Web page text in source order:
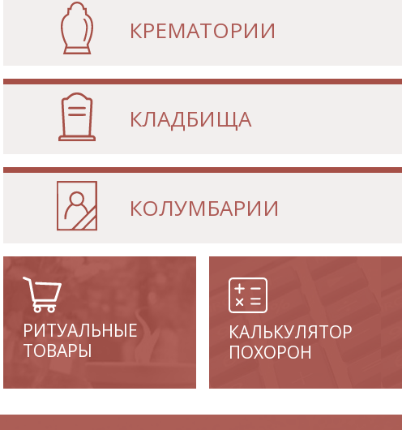
КРЕМАТОРИИ
КЛАДБИЩА
КОЛУМБАРИИ
РИТУАЛЬНЫЕ
ТОВАРЫ
КАЛЬКУЛЯТОР
ПОХОРОН